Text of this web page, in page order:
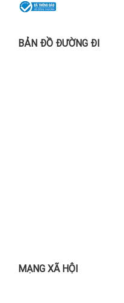
BẢN ĐỒ ĐƯỜNG ĐI
MẠNG XÃ HỘI